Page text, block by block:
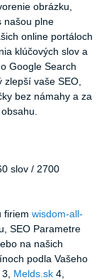
obrázku,
našou plne
online portáloch
klúčových slov a
Google Search
vaše SEO,
bez námahy a za
slov / 2700
firiem wisdom-all-
SEO Parametre
na našich
podla Vašeho
3, Melds.sk 4,